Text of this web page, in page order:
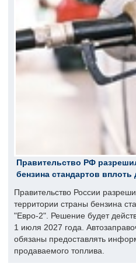
Правительство РФ
бензина стандартов вплоть
Правительство России
территории страны бензина
"Евро-2". Решение будет
1 июля 2027 года.
обязаны предоставлять
продаваемого топлива.